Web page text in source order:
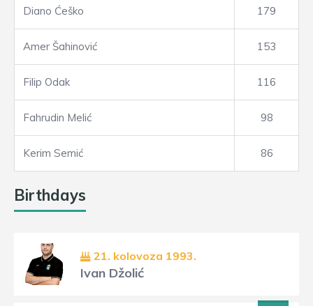
Diano Ćeško 179
Amer Šahinović 153
Filip Odak 116
Fahrudin Melić 98
Kerim Semić 86
Birthdays
21. kolovoza 1993.
Ivan Džolić